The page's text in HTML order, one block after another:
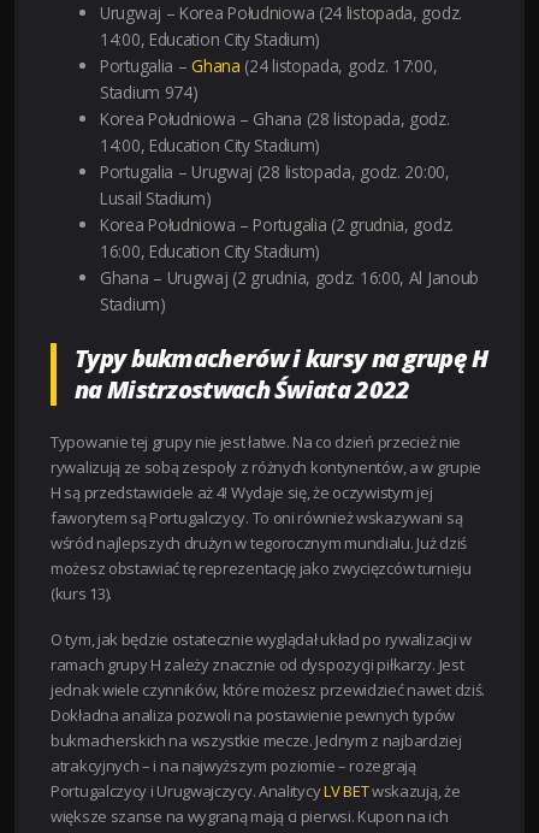
Urugwaj – Korea Południowa (24 listopada, godz.
14:00, Education City Stadium)
Portugalia –Ghana (24 listopada, godz. 17:00,
Stadium 974)
Korea Południowa – Ghana (28 listopada, godz.
14:00, Education City Stadium)
Portugalia – Urugwaj (28 listopada, godz. 20:00,
Lusail Stadium)
Korea Południowa – Portugalia (2 grudnia, godz.
16:00, Education City Stadium)
Ghana – Urugwaj (2 grudnia, godz. 16:00, Al Janoub
Stadium)
Typy bukmacherów i kursy na grupę H
na Mistrzostwach Świata 2022
Typowanie tej grupy nie jest łatwe. Na co dzień przecież nie
rywalizują ze sobą zespoły z różnych kontynentów, a w grupie
H są przedstawiciele aż 4! Wydaje się, że oczywistym jej
faworytem są Portugalczycy. To oni również wskazywani są
wśród najlepszych drużyn w tegorocznym mundialu. Już dziś
możesz obstawiać tę reprezentację jako zwycięzców turnieju
(kurs 13).
O tym, jak będzie ostatecznie wyglądał układ po rywalizacji w
ramach grupy H zależy znacznie od dyspozycji piłkarzy. Jest
jednak wiele czynników, które możesz przewidzieć nawet dziś.
Dokładna analiza pozwoli na postawienie pewnych typów
bukmacherskich na wszystkie mecze. Jednym z najbardziej
atrakcyjnych – i na najwyższym poziomie – rozegrają
Portugalczycy i Urugwajczycy. AnalitycyLV BETwskazują, że
większe szanse na wygraną mają ci pierwsi. Kupon na ich